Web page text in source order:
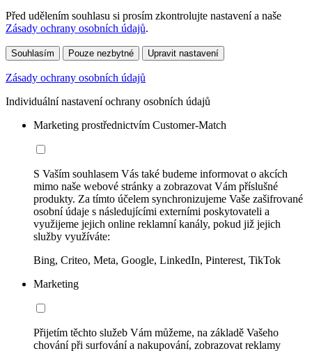
Před udělením souhlasu si prosím zkontrolujte nastavení a naše
Zásady ochrany osobních údajů.
Souhlasím Pouze nezbytné Upravit nastavení
Zásady ochrany osobních údajů
Individuální nastavení ochrany osobních údajů
Marketing prostřednictvím Customer-Match
S Vaším souhlasem Vás také budeme informovat o akcích
mimo naše webové stránky a zobrazovat Vám příslušné
produkty. Za tímto účelem synchronizujeme Vaše zašifrované
osobní údaje s následujícími externími poskytovateli a
využijeme jejich online reklamní kanály, pokud již jejich
služby využíváte:
Bing, Criteo, Meta, Google, LinkedIn, Pinterest, TikTok
Marketing
Přijetím těchto služeb Vám můžeme, na základě Vašeho
chování při surfování a nakupování, zobrazovat reklamy